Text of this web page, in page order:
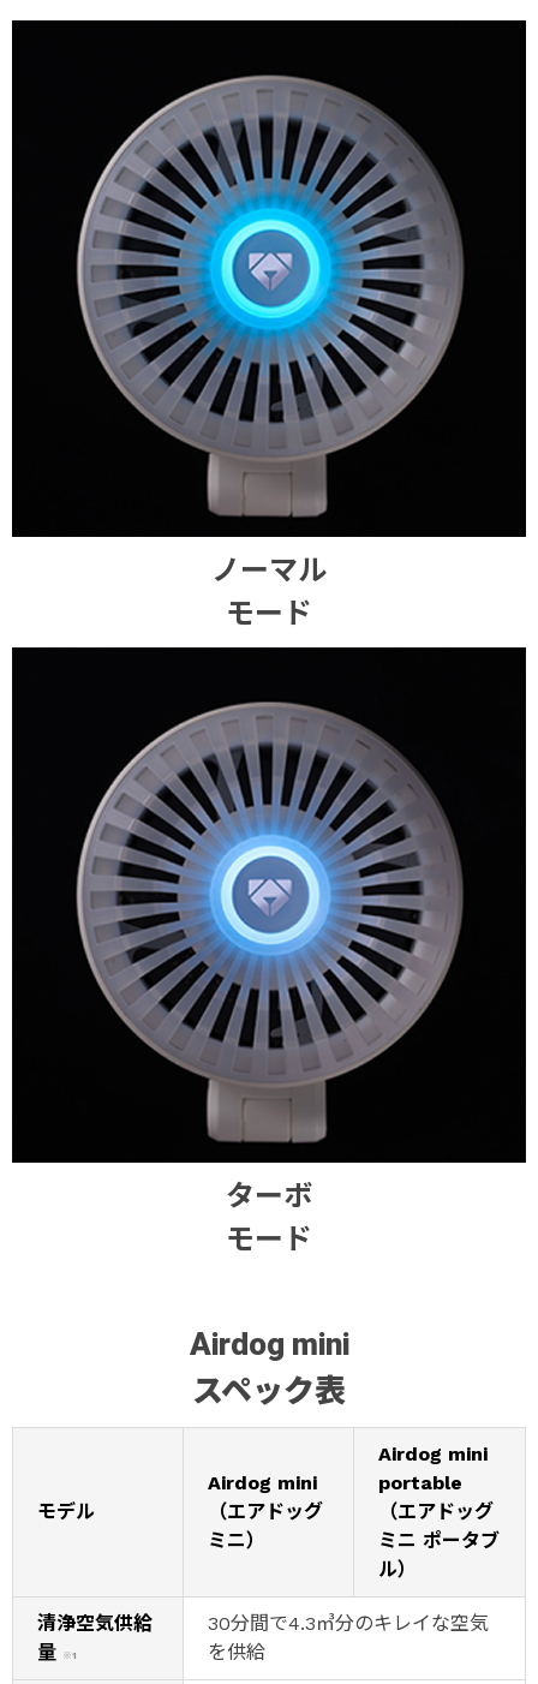
ノーマル
モード
ターボ
モード
Airdog mini
スペック表
モデル
Airdog mini
（エアドッグ
ミニ）
Airdog mini
portable
（エアドッグ
ミニ ポータブ
ル）
清浄空気供給
量
※1
30分間で4.3㎥分のキレイな空気
を供給